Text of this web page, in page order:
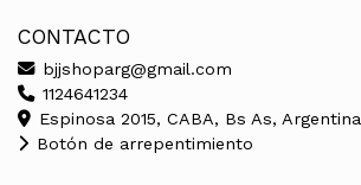
CONTACTO
bjjshoparg@gmail.com
1124641234
Espinosa 2015, CABA, Bs As, Argentina
Botón de arrepentimiento